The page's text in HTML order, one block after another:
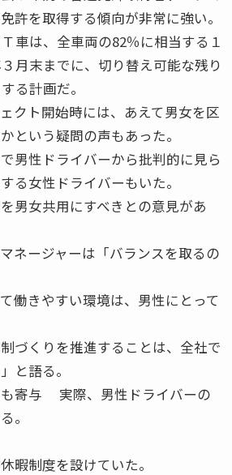
許を取得する傾向が非常に強い。
車は、全車両の82％に相当する１
月末までに、切り替え可能な残り
る計画だ。
クト開始時には、あえて男女を区
という疑問の声もあった。
男性ドライバーから批判的に見ら
る女性ドライバーもいた。
男女共用にすべきとの意見があ
ネージャーは「バランスを取るの
働きやすい環境は、男性にとって
づくりを推進することは、全社で
と語る。
寄与 実際、男性ドライバーの
。
暇制度を設けていた。